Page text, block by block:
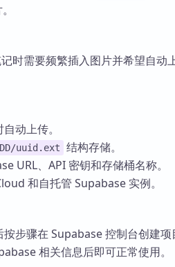
时需要频繁插入图片并希望自动
动上传。
DD/uuid.ext
结构存储。
URL、API 密钥和存储桶名称。
和自托管 Supabase 实例。
步骤在 Supabase 控制台创建
相关信息后即可正常使用。